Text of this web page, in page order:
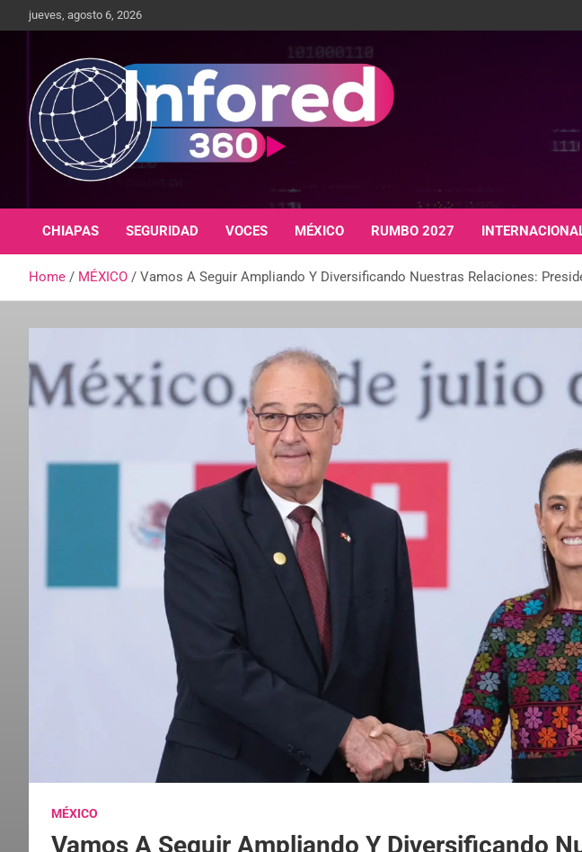
jueves, agosto 6, 2026
infored360.mx
CHIAPAS SEGURIDAD VOCES MÉXICO RUMBO 2027
Home MÉXICO Vamos A Seguir Ampliando Y Diversificando Nuestras Relaciones:
MÉXICO
Vamos A Seguir Ampliando Y Diversificando